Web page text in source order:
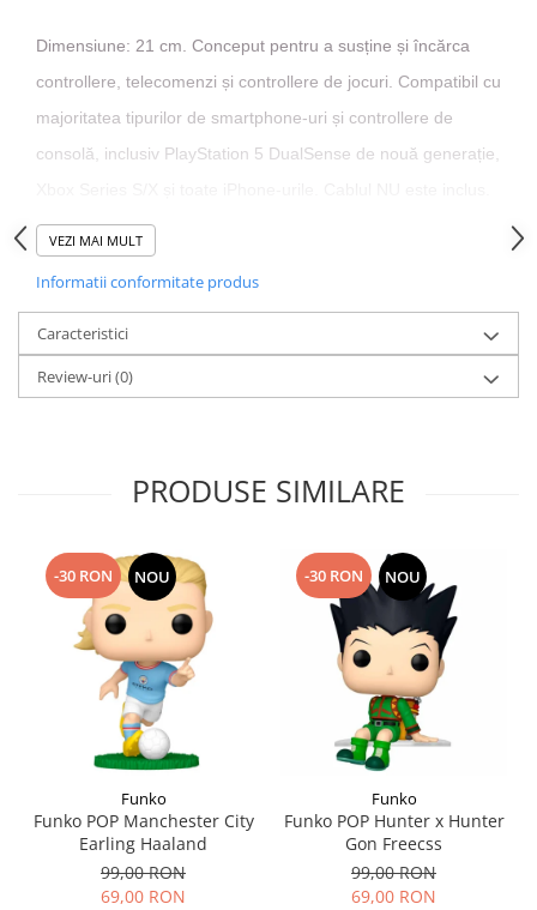
Dimensiune: 21 cm. Conceput pentru a susține și încărca
controllere, telecomenzi și controllere de jocuri. Compatibil cu
majoritatea tipurilor de smartphone-uri și controllere de
consolă, inclusiv PlayStation 5 DualSense de nouă generație,
VEZI MAI MULT
Informatii conformitate produs
Caracteristici
Review-uri(0)
PRODUSE SIMILARE
-30 RON NOU
Funko
Funko POP Manchester City
Earling Haaland
99,00 RON
69,00 RON
-30 RON NOU
Funko
Funko POP Hunter x Hunter
Gon Freecss
99,00 RON
69,00 RON